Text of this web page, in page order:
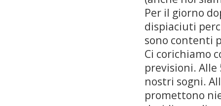
Per il giorno
dispiaciuti
sono contenti
Ci corichiamo
previsioni. Alle
nostri sogni.
promettono